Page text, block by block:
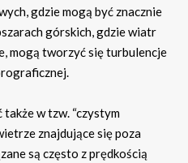
gdzie mogą być znacznie
górskich, gdzie wiatr
mogą tworzyć się turbulencje
w tzw. “czystym
znajdujące się poza
są często z prędkością